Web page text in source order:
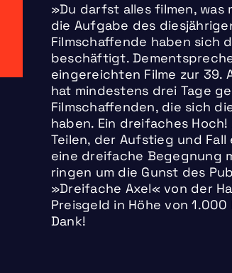
»Du darfst alles filmen,
die Aufgabe des
Filmschaffende haben sich
beschäftigt.
eingereichten Filme zur
hat mindestens drei Tage
Filmschaffenden, die sich
haben. Ein dreifaches
Teilen, der Aufstieg und
eine dreifache Begegnung
ringen um die Gunst des
»Dreifache Axel« von der
Preisgeld in Höhe von
Dank!